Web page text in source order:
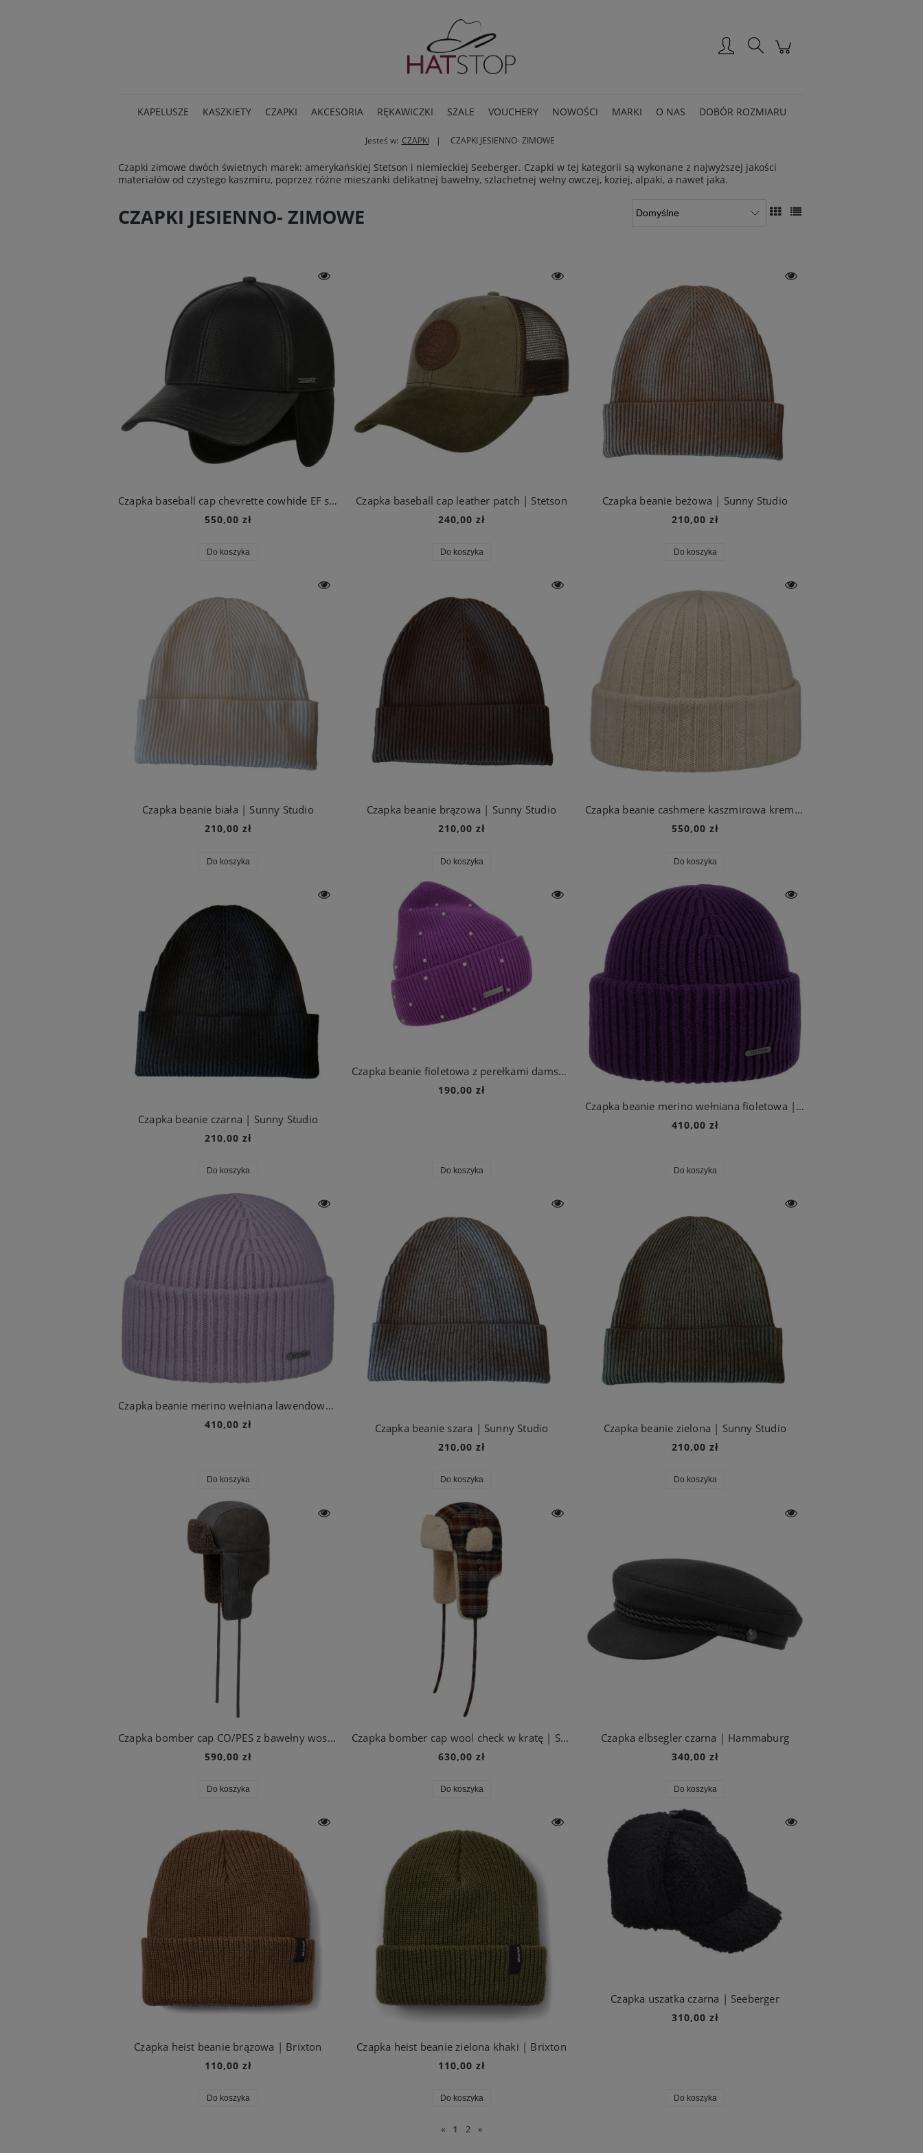
KAPELUSZE KASZKIETY CZAPKI AKCESORIA RĘKAWICZKI SZALE VOUCHERY NOWOŚCI MARKI O NAS DOBÓR ROZMIARU
Jesteś w: CZAPKI CZAPKI JESIENNO- ZIMOWE
Czapki zimowe dwóch świetnych marek: amerykańskiej Stetson i niemieckiej Seeberger. Czapki w tej kategorii są wykonane z najwyższej jakości
materiałów od czystego kaszmiru, poprzez różne mieszanki delikatnej bawełny, szlachetnej wełny owczej, koziej, alpaki, a nawet jaka.
CZAPKI JESIENNO- ZIMOWE
Czapka baseball cap chevrette cowhide EF skórzana czarna | Stetson
550,00 zł
Do koszyka
Czapka baseball cap leather patch | Stetson
240,00 zł
Do koszyka
Czapka beanie beżowa | Sunny Studio
210,00 zł
Do koszyka
Czapka beanie biała | Sunny Studio
210,00 zł
Do koszyka
Czapka beanie brązowa | Sunny Studio
210,00 zł
Do koszyka
Czapka beanie cashmere kaszmirowa kremowa | Stetson
550,00 zł
Do koszyka
Czapka beanie czarna | Sunny Studio
210,00 zł
Do koszyka
Czapka beanie fioletowa z perełkami damska | Seeberger
190,00 zł
Do koszyka
Czapka beanie merino wełniana fioletowa | Stetson
410,00 zł
Do koszyka
Czapka beanie merino wełniana lawendowa | Stetson
410,00 zł
Do koszyka
Czapka beanie szara | Sunny Studio
210,00 zł
Do koszyka
Czapka beanie zielona | Sunny Studio
210,00 zł
Do koszyka
Czapka bomber cap CO/PES z bawełny woskowanej | Stetson
590,00 zł
Do koszyka
Czapka bomber cap wool check w kratę | Stetson
630,00 zł
Do koszyka
Czapka elbsegler czarna | Hammaburg
340,00 zł
Do koszyka
Czapka heist beanie brązowa | Brixton
110,00 zł
Do koszyka
Czapka heist beanie zielona khaki | Brixton
110,00 zł
Do koszyka
Czapka uszatka czarna | Seeberger
310,00 zł
Do koszyka
« 1 2 »